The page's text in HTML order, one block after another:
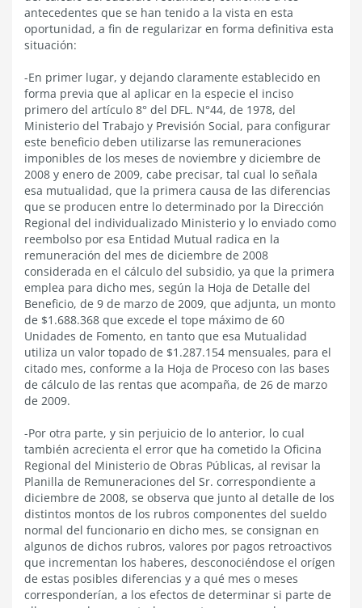
antecedentes que se han tenido a la vista en esta
oportunidad, a fin de regularizar en forma definitiva esta
situación:
-En primer lugar, y dejando claramente establecido en
forma previa que al aplicar en la especie el inciso
primero del artículo 8° del DFL. N°44, de 1978, del
Ministerio del Trabajo y Previsión Social, para configurar
este beneficio deben utilizarse las remuneraciones
imponibles de los meses de noviembre y diciembre de
2008 y enero de 2009, cabe precisar, tal cual lo señala
esa mutualidad, que la primera causa de las diferencias
que se producen entre lo determinado por la Dirección
Regional del individualizado Ministerio y lo enviado como
reembolso por esa Entidad Mutual radica en la
remuneración del mes de diciembre de 2008
considerada en el cálculo del subsidio, ya que la primera
emplea para dicho mes, según la Hoja de Detalle del
Beneficio, de 9 de marzo de 2009, que adjunta, un monto
de $1.688.368 que excede el tope máximo de 60
Unidades de Fomento, en tanto que esa Mutualidad
utiliza un valor topado de $1.287.154 mensuales, para el
citado mes, conforme a la Hoja de Proceso con las bases
de cálculo de las rentas que acompaña, de 26 de marzo
de 2009.
-Por otra parte, y sin perjuicio de lo anterior, lo cual
también acrecienta el error que ha cometido la Oficina
Regional del Ministerio de Obras Públicas, al revisar la
Planilla de Remuneraciones del Sr. correspondiente a
diciembre de 2008, se observa que junto al detalle de los
distintos montos de los rubros componentes del sueldo
normal del funcionario en dicho mes, se consignan en
algunos de dichos rubros, valores por pagos retroactivos
que incrementan los haberes, desconociéndose el orígen
de estas posibles diferencias y a qué mes o meses
corresponderían, a los efectos de determinar si parte de